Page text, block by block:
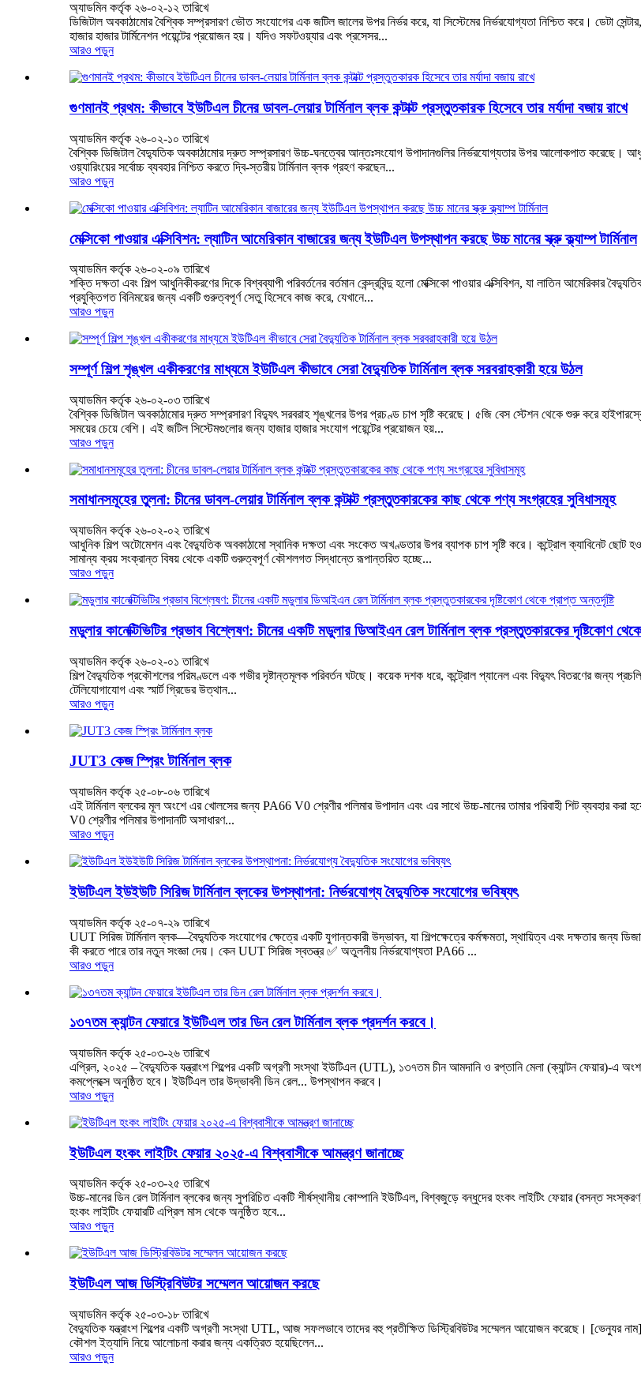
অ্যাডমিন কর্তৃক ২৬-০২-১২ তারিখে
ডিজিটাল অবকাঠামোর বৈশ্বিক সম্প্রসারণ ভৌত সংযোগের এক জটিল জালের উপর নির্ভর করে, যা সিস্টেমের নির্ভরযোগ্যতা নিশ্চিত করে। ডেটা
হাজার হাজার টার্মিনেশন পয়েন্টের প্রয়োজন হয়। যদিও সফটওয়্যার এবং প্রসেসর...
আরও পড়ুন
গুণমানই প্রথম: কীভাবে ইউটিএল চীনের ডাবল-লেয়ার টার্মিনাল ব্লক কন্টাক্ট প্রস্তুতকারক হিসেবে তার মর্যাদা বজায় রাখে
অ্যাডমিন কর্তৃক ২৬-০২-১০ তারিখে
বৈশ্বিক ডিজিটাল বৈদ্যুতিক অবকাঠামোর দ্রুত সম্প্রসারণ উচ্চ-ঘনত্বের আন্তঃসংযোগ উপাদানগুলির নির্ভরযোগ্যতার উপর আলোকপাত করেছে।
ওয়্যারিংয়ের সর্বোচ্চ ব্যবহার নিশ্চিত করতে দ্বি-স্তরীয় টার্মিনাল ব্লক গ্রহণ করছেন...
আরও পড়ুন
মেক্সিকো পাওয়ার এক্সিবিশন: ল্যাটিন আমেরিকান বাজারের জন্য ইউটিএল উপস্থাপন করছে উচ্চ মানের স্ক্রু ক্ল্যাম্প টার্মিনাল
অ্যাডমিন কর্তৃক ২৬-০২-০৯ তারিখে
শক্তি দক্ষতা এবং শিল্প আধুনিকীকরণের দিকে বিশ্বব্যাপী পরিবর্তনের বর্তমান কেন্দ্রবিন্দু হলো মেক্সিকো পাওয়ার এক্সিবিশন, যা লাতিন আমেরিকার
প্রযুক্তিগত বিনিময়ের জন্য একটি গুরুত্বপূর্ণ সেতু হিসেবে কাজ করে, যেখানে...
আরও পড়ুন
সম্পূর্ণ শিল্প শৃঙ্খল একীকরণের মাধ্যমে ইউটিএল কীভাবে সেরা বৈদ্যুতিক টার্মিনাল ব্লক সরবরাহকারী হয়ে উঠল
অ্যাডমিন কর্তৃক ২৬-০২-০৩ তারিখে
বৈশ্বিক ডিজিটাল অবকাঠামোর দ্রুত সম্প্রসারণ বিদ্যুৎ সরবরাহ শৃঙ্খলের উপর প্রচণ্ড চাপ সৃষ্টি করেছে। ৫জি বেস স্টেশন থেকে শুরু করে
সময়ের চেয়ে বেশি। এই জটিল সিস্টেমগুলোর জন্য হাজার হাজার সংযোগ পয়েন্টের প্রয়োজন হয়...
আরও পড়ুন
সমাধানসমূহের তুলনা: চীনের ডাবল-লেয়ার টার্মিনাল ব্লক কন্টাক্ট প্রস্তুতকারকের কাছ থেকে পণ্য সংগ্রহের সুবিধাসমূহ
অ্যাডমিন কর্তৃক ২৬-০২-০২ তারিখে
আধুনিক শিল্প অটোমেশন এবং বৈদ্যুতিক অবকাঠামো স্থানিক দক্ষতা এবং সংকেত অখণ্ডতার উপর ব্যাপক চাপ সৃষ্টি করে। কন্ট্রোল ক্যাবিনেট ছোট
সামান্য ক্রয় সংক্রান্ত বিষয় থেকে একটি গুরুত্বপূর্ণ কৌশলগত সিদ্ধান্তে রূপান্তরিত হচ্ছে...
আরও পড়ুন
মডুলার কানেক্টিভিটির প্রভাব বিশ্লেষণ: চীনের একটি মডুলার ডিআইএন রেল টার্মিনাল ব্লক প্রস্তুতকারকের দৃষ্টিকোণ থেকে
অ্যাডমিন কর্তৃক ২৬-০২-০১ তারিখে
শিল্প বৈদ্যুতিক প্রকৌশলের পরিমণ্ডলে এক গভীর দৃষ্টান্তমূলক পরিবর্তন ঘটছে। কয়েক দশক ধরে, কন্ট্রোল প্যানেল এবং বিদ্যুৎ বিতরণের জন্য
টেলিযোগাযোগ এবং স্মার্ট গ্রিডের উত্থান...
আরও পড়ুন
JUT3 কেজ স্প্রিং টার্মিনাল ব্লক
অ্যাডমিন কর্তৃক ২৫-০৮-০৬ তারিখে
এই টার্মিনাল ব্লকের মূল অংশে এর খোলসের জন্য PA66 V0 শ্রেণীর পলিমার উপাদান এবং এর সাথে উচ্চ-মানের তামার পরিবাহী শিট ব্যবহার
V0 শ্রেণীর পলিমার উপাদানটি অসাধারণ...
আরও পড়ুন
ইউটিএল ইউইউটি সিরিজ টার্মিনাল ব্লকের উপস্থাপনা: নির্ভরযোগ্য বৈদ্যুতিক সংযোগের ভবিষ্যৎ
অ্যাডমিন কর্তৃক ২৫-০৭-২৯ তারিখে
UUT সিরিজ টার্মিনাল ব্লক—বৈদ্যুতিক সংযোগের ক্ষেত্রে একটি যুগান্তকারী উদ্ভাবন, যা শিল্পক্ষেত্রে কর্মক্ষমতা, স্থায়িত্ব এবং দক্ষতার জন্য
কী করতে পারে তার নতুন সংজ্ঞা দেয়। কেন UUT সিরিজ স্বতন্ত্র ✅ অতুলনীয় নির্ভরযোগ্যতা PA66 ...
আরও পড়ুন
১৩৭তম ক্যান্টন ফেয়ারে ইউটিএল তার ডিন রেল টার্মিনাল ব্লক প্রদর্শন করবে।
অ্যাডমিন কর্তৃক ২৫-০৩-২৬ তারিখে
এপ্রিল, ২০২৫ – বৈদ্যুতিক যন্ত্রাংশ শিল্পের একটি অগ্রণী সংস্থা ইউটিএল (UTL), ১৩৭তম চীন আমদানি ও রপ্তানি মেলা (ক্যান্টন ফেয়ার)-এ
কমপ্লেক্সে অনুষ্ঠিত হবে। ইউটিএল তার উদ্ভাবনী ডিন রেল... উপস্থাপন করবে।
আরও পড়ুন
ইউটিএল হংকং লাইটিং ফেয়ার ২০২৫-এ বিশ্ববাসীকে আমন্ত্রণ জানাচ্ছে
অ্যাডমিন কর্তৃক ২৫-০৩-২৫ তারিখে
উচ্চ-মানের ডিন রেল টার্মিনাল ব্লকের জন্য সুপরিচিত একটি শীর্ষস্থানীয় কোম্পানি ইউটিএল, বিশ্বজুড়ে বন্ধুদের হংকং লাইটিং ফেয়ার (বসন্ত
হংকং লাইটিং ফেয়ারটি এপ্রিল মাস থেকে অনুষ্ঠিত হবে...
আরও পড়ুন
ইউটিএল আজ ডিস্ট্রিবিউটর সম্মেলন আয়োজন করছে
অ্যাডমিন কর্তৃক ২৫-০৩-১৮ তারিখে
বৈদ্যুতিক যন্ত্রাংশ শিল্পের একটি অগ্রণী সংস্থা UTL, আজ সফলভাবে তাদের বহু প্রতীক্ষিত ডিস্ট্রিবিউটর সম্মেলন আয়োজন করেছে। [ভেন্যুর
কৌশল ইত্যাদি নিয়ে আলোচনা করার জন্য একত্রিত হয়েছিলেন...
আরও পড়ুন